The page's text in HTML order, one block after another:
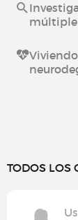
múltiple
TODOS LOS